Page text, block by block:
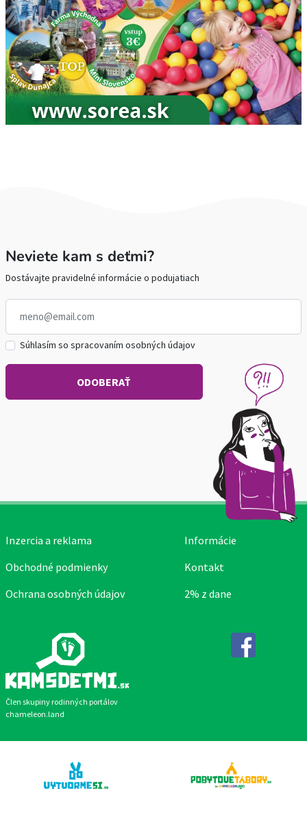
Neviete kam s deťmi?
Dostávajte pravidelné informácie o podujatiach
Súhlasím so spracovaním osobných údajov
Člen skupiny rodinných portálov
chameleon.land
Inzercia a reklama
Obchodné podmienky
Ochrana osobných údajov
Informácie
Kontakt
2% z dane